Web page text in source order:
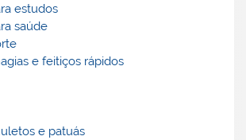
estudos
saúde
e feitiços rápidos
e patuás